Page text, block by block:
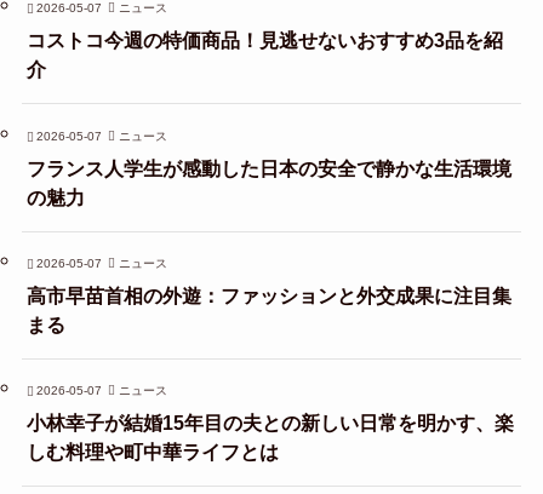
2026-05-07 ニュース
コストコ今週の特価商品！見逃せないおすすめ3品を紹
介
2026-05-07 ニュース
フランス人学生が感動した日本の安全で静かな生活環境
の魅力
2026-05-07 ニュース
高市早苗首相の外遊：ファッションと外交成果に注目集
まる
2026-05-07 ニュース
小林幸子が結婚15年目の夫との新しい日常を明かす、楽
しむ料理や町中華ライフとは